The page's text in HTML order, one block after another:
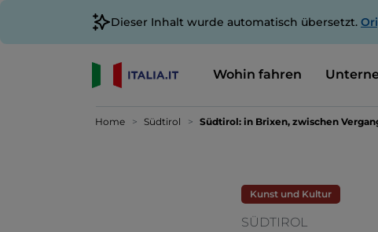
Dieser Inhalt wurde automatisch übersetzt.
Wohin fahren
Home Südtirol Südtirol: in Brixen, zwischen
Kunst und Kultur
SÜDTIROL